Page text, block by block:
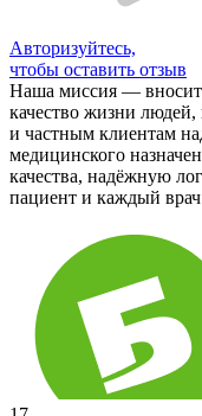
Авторизуйтесь,
чтобы оставить отзыв
Наша миссия —
качество жизни
и частным клиентам
медицинского
качества, надёжную
пациент и каждый